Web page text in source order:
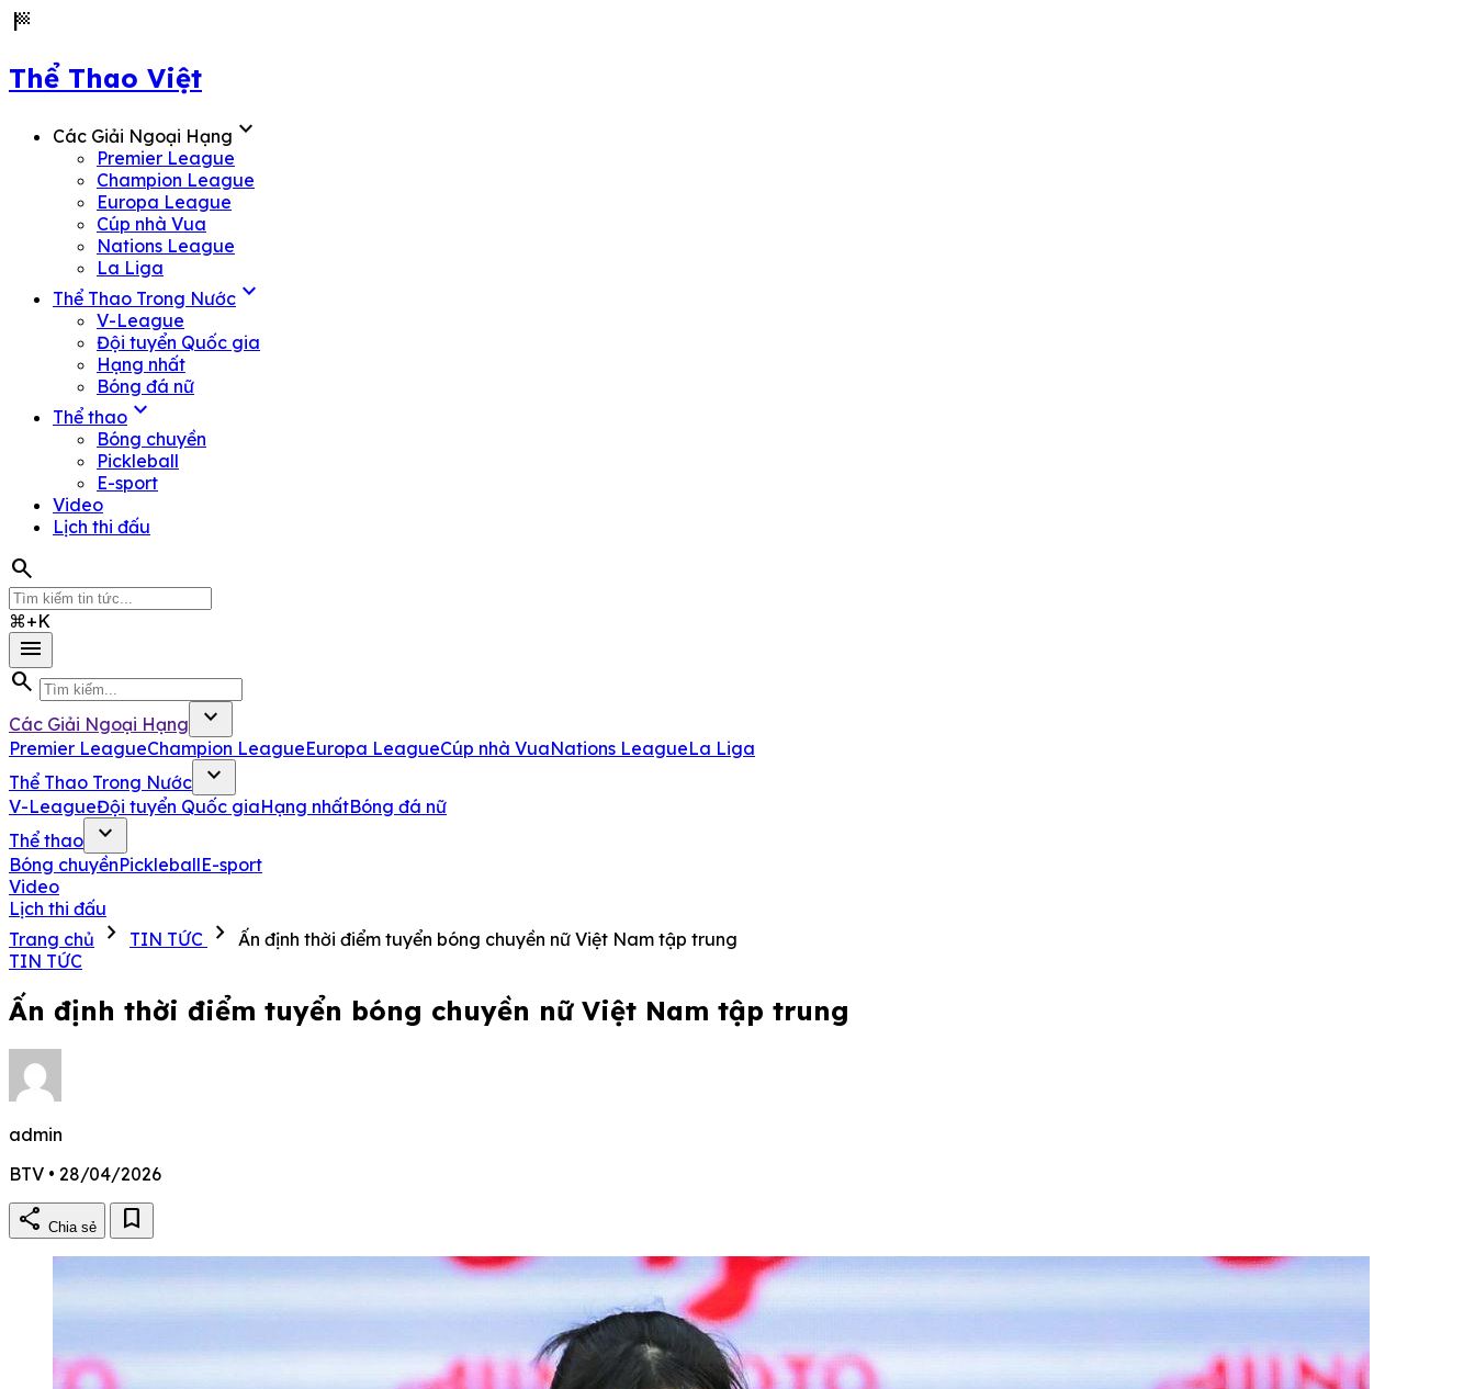
sports_score
Thể Thao Việt
Các Giải Ngoại Hạng expand_more
Premier League
Champion League
Europa League
Cúp nhà Vua
Nations League
La Liga
Thể Thao Trong Nước expand_more
V-League
Đội tuyển Quốc gia
Hạng nhất
Bóng đá nữ
Thể thao expand_more
Bóng chuyền
Pickleball
E-sport
Video
Lịch thi đấu
search
⌘+K
menu
search
Các Giải Ngoại Hạng expand_more
Premier LeagueChampion LeagueEuropa LeagueCúp nhà VuaNations LeagueLa Liga
Thể Thao Trong Nước
expand_more
V-LeagueĐội tuyển Quốc giaHạng nhấtBóng đá nữ
Thể thao
expand_more
Bóng chuyềnPickleballE-sport
Video
Lịch thi đấu
Trang chủ
chevron_right TIN TỨC chevron_right
Ấn định thời điểm tuyển bóng chuyền nữ Việt Nam tập trung
TIN TỨC
Ấn định thời điểm tuyển bóng chuyền nữ Việt Nam tập trung
admin
BTV • 28/04/2026
share Chia sẻ bookmark